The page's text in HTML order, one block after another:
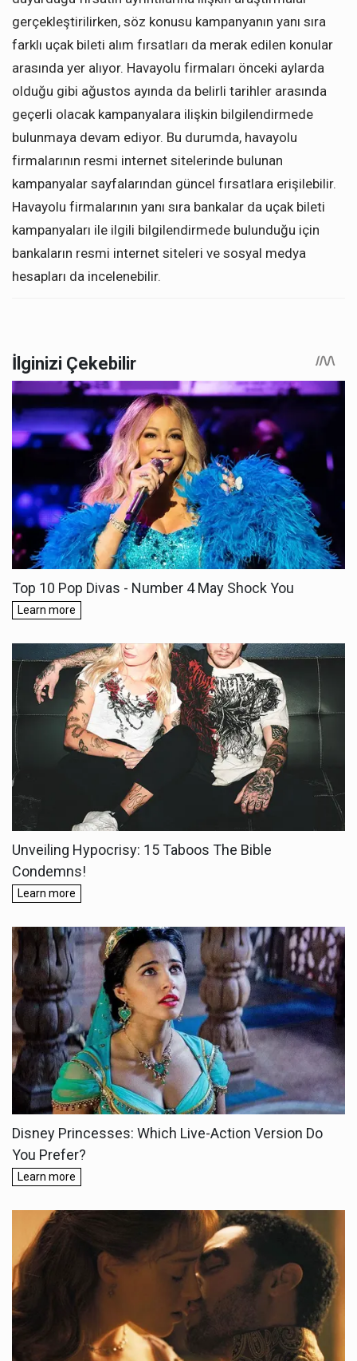
gerçekleştirilirken, söz konusu kampanyanın yanı sıra
farklı uçak bileti alım fırsatları da merak edilen konular
arasında yer alıyor. Havayolu firmaları önceki aylarda
olduğu gibi ağustos ayında da belirli tarihler arasında
geçerli olacak kampanyalara ilişkin bilgilendirmede
bulunmaya devam ediyor. Bu durumda, havayolu
firmalarının resmi internet sitelerinde bulunan
kampanyalar sayfalarından güncel fırsatlara erişilebilir.
Havayolu firmalarının yanı sıra bankalar da uçak bileti
kampanyaları ile ilgili bilgilendirmede bulunduğu için
bankaların resmi internet siteleri ve sosyal medya
hesapları da incelenebilir.